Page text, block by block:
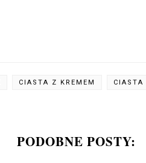
CIASTA Z KREMEM CIASTA
PODOBNE POSTY: